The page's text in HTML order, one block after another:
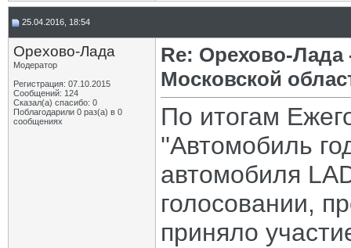
25.04.2016, 18:54
Орехово-Лада
Модератор
Регистрация: 07.10.2015
Сообщений: 124
Сказал(а) спасибо: 0
Поблагодарили 0 раз(а) в 0
сообщениях
Re: Орехово-
Московской
По итогам
''Автомобиль
автомобиля
голосовании,
приняло